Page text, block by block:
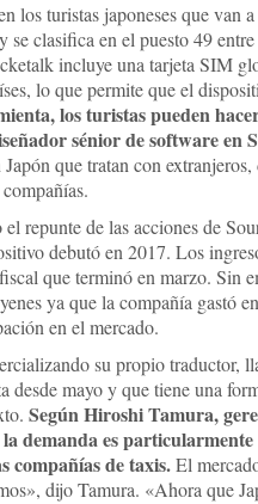
los turistas japoneses que van
clasifica en el puesto 49
incluye una tarjeta SIM
lo que permite que el
los turistas pueden
sénior de software en
que tratan con
repunte de las acciones de
debutó en 2017. Los
que terminó en marzo. Sin
ya que la compañía gastó
en el mercado.
su propio traductor,
desde mayo y que tiene una
Según Hiroshi Tamura,
demanda es
compañías de taxis.El
dijo Tamura. «Ahora que